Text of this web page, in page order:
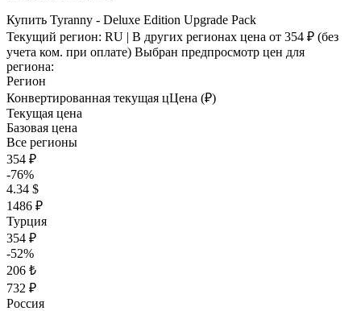
Купить Tyranny - Deluxe Edition Upgrade Pack
Текущий регион: RU | В других регионах цена от 354 ₽ (без
учета ком. при оплате) Выбран предпросмотр цен для
региона:
Регион
Конвертированная текущая цЦена (₽)
Текущая цена
Базовая цена
Все регионы
354 ₽
-76%
4.34 $
1486 ₽
Турция
354 ₽
-52%
206 ₺
732 ₽
Россия